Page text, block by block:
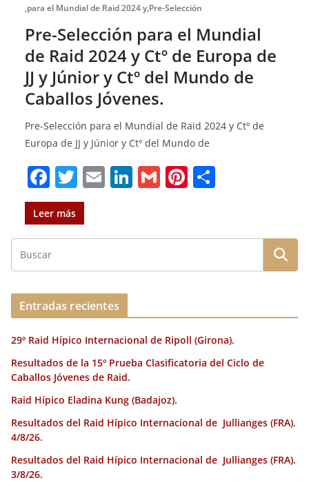
,para el Mundial de Raid 2024 y,Pre-Selección
Pre-Selección para el Mundial
de Raid 2024 y Ctº de Europa de
JJ y Júnior y Ctº del Mundo de
Caballos Jóvenes.
Pre-Selección para el Mundial de Raid 2024 y Ctº de
Europa de JJ y Júnior y Ctº del Mundo de
F
a
c
e
b
o
o
k
T
w
it
te
r
E
l
Li
e
dI
G
l
Pi
re
st
p
a
ir
Leer más
Entradas recientes
29º Raid Hípico Internacional de Ripoll (Girona).
Resultados de la 15º Prueba Clasificatoria del Ciclo de
Caballos Jóvenes de Raid.
Raid Hípico Eladina Kung (Badajoz).
Resultados del Raid Hípico Internacional de Jullianges (FRA).
4/8/26.
Resultados del Raid Hípico Internacional de Jullianges (FRA).
3/8/26.